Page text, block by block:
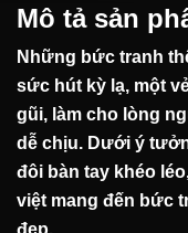
Mô tả sản
Những bức tranh
sức hút kỳ lạ, một
gũi, làm cho lòng
dễ chịu. Dưới ý
đôi bàn tay khéo
việt mang đến bức
đẹp.